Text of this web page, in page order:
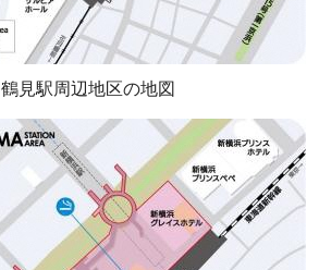
鶴見駅周辺地区の地図